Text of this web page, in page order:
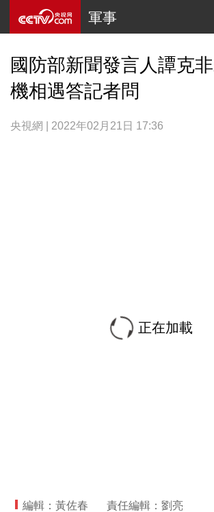
軍事
國防部新聞發言人譚克
機相遇答記者問
央視網 | 2022年02月21日 17:36
正在加載
編輯：黃佐春 責任編輯：劉亮